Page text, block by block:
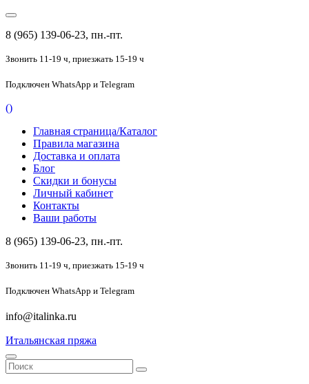
8 (965) 139-06-23, пн.-пт.
Звонить 11-19 ч, приезжать 15-19 ч
Подключен WhatsApp и Telegram
()
Главная страница/Каталог
Правила магазина
Доставка и оплата
Блог
Скидки и бонусы
Личный кабинет
Контакты
Ваши работы
8 (965) 139-06-23, пн.-пт.
Звонить 11-19 ч, приезжать 15-19 ч
Подключен WhatsApp и Telegram
info@italinka.ru
Итальянская пряжа